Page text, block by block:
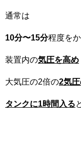
通常は
10分〜15分程度を
装置内の気圧を高め
大気圧の2倍の2気
タンクに1時間入る